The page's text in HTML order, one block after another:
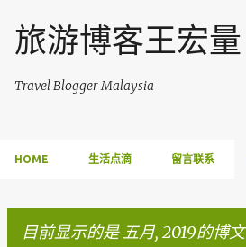
跳至主要内容
旅游博客王宏量
Travel Blogger Malaysia
HOME 生活点滴 留言联系
目前显示的是 五月, 2019的博文